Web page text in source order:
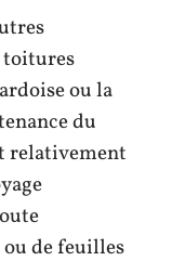
ou la
du
relativement
de feuilles